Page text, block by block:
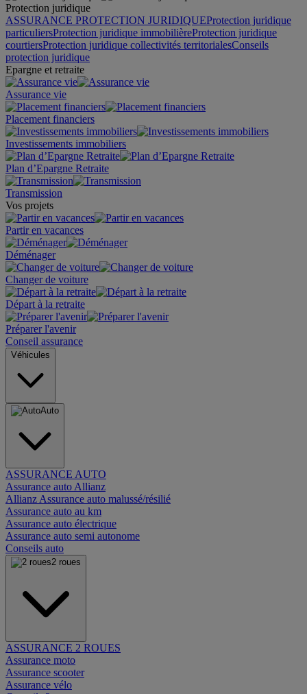
Protection juridique
ASSURANCE PROTECTION JURIDIQUEProtection juridique
particuliersProtection juridique immobilièreProtection juridique
courtiersProtection juridique collectivités territorialesConseils
protection juridique
Epargne et retraite
Assurance vie
Placement financiers
Investissements immobiliers
Plan d’Epargne Retraite
Transmission
Vos projets
Partir en vacances
Déménager
Changer de voiture
Départ à la retraite
Préparer l'avenir
Conseil assurance
Véhicules
Auto
ASSURANCE AUTO
Assurance auto Allianz
Allianz Assurance auto malussé/résilié
Assurance auto au km
Assurance auto électrique
Assurance auto semi autonome
Conseils auto
2 roues
ASSURANCE 2 ROUES
Assurance moto
Assurance scooter
Assurance vélo